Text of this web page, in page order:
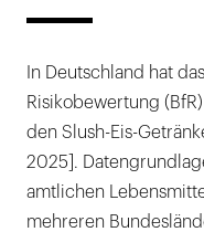
In Deutschland hat
Risikobewertung
den Slush-Eis-
2025].
amtlichen
mehreren